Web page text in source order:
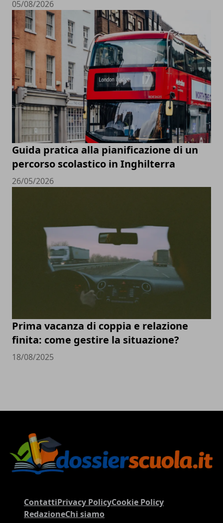
05/08/2026
Guida pratica alla pianificazione di un
percorso scolastico in Inghilterra
26/05/2026
Prima vacanza di coppia e relazione
finita: come gestire la situazione?
18/08/2025
ContattiPrivacy PolicyCookie Policy
RedazioneChi siamo